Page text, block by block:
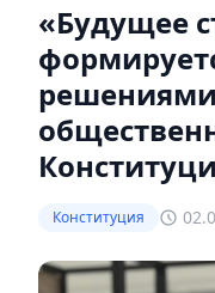
«Будущее
Конституция